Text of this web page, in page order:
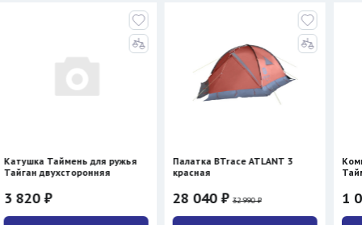
для ружья
Палатка BTrace ATLANT 3
28 040 ₽ 32 990 ₽ 1 070 ₽